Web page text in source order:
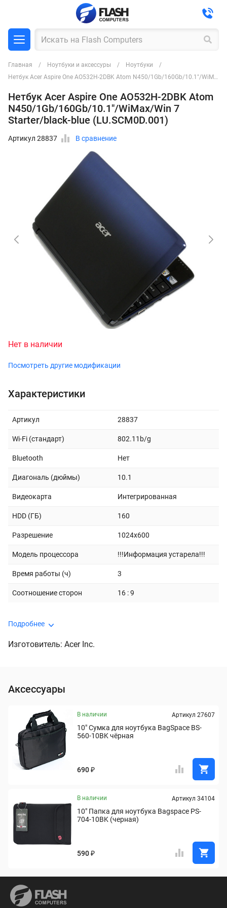
Главная Ноутбуки и аксессуры
Ноутбуки
Нетбук Acer Aspire One AO532H-2DBK Atom N450/1Gb/160Gb/10.1"/WiMax/Win 7 Starter/black-blue (LU.SCM0D.001)
Нетбук Acer Aspire One AO532H-2DBK Atom
N450/1Gb/160Gb/10.1"/WiMax/Win 7
Starter/black-blue (LU.SCM0D.001)
Артикул 28837 В сравнение
Нет в наличии
Посмотреть другие модификации
Характеристики
Артикул 28837
Wi-Fi (стандарт) 802.11b/g
Bluetooth Нет
Диагональ (дюймы) 10.1
Видеокарта Интегрированная
HDD (ГБ) 160
Разрешение 1024x600
Модель процессора !!!Информация устарела!!!
Время работы (ч) 3
Соотношение сторон 16 : 9
Подробнее
Изготовитель: Acer Inc.
Аксессуары
В наличии Артикул 27607
10" Сумка для ноутбука BagSpace BS-
560-10BK чёрная
690 ₽
В наличии Артикул 34104
10" Папка для ноутбука Bagspace PS-
704-10BK (черная)
590 ₽